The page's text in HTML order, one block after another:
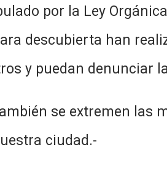
por la Ley
descubierta han
y puedan denunciar
se extremen las
ciudad.-